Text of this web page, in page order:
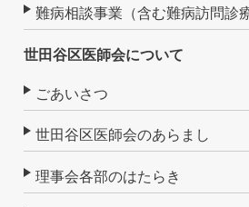
難病相談事業（含む難病訪問診
世田谷区医師会について
ごあいさつ
世田谷区医師会のあらまし
理事会各部のはたらき